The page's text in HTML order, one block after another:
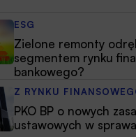
ESG
Zielone remonty
segmentem rynku
bankowego?
Z RYNKU
PKO BP o nowych
ustawowych w